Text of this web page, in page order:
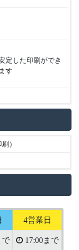
定した印刷ができ
す
）
4営業日
で 17:00まで